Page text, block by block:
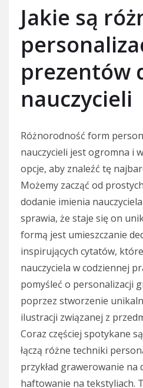
Jakie są
prezentów
nauczycieli
Różnorodność form
nauczycieli jest ogromna i
opcje, aby znaleźć tę
Możemy zacząć od
dodanie imienia
sprawia, że staje się on
formą jest umieszczanie
inspirujących cytatów,
nauczyciela w codziennej
pomyśleć o personalizacji
poprzez stworzenie
ilustracji związanej z
Coraz częściej spotykane
łączą różne techniki
przykład grawerowanie na
haftowanie na tekstyliach.